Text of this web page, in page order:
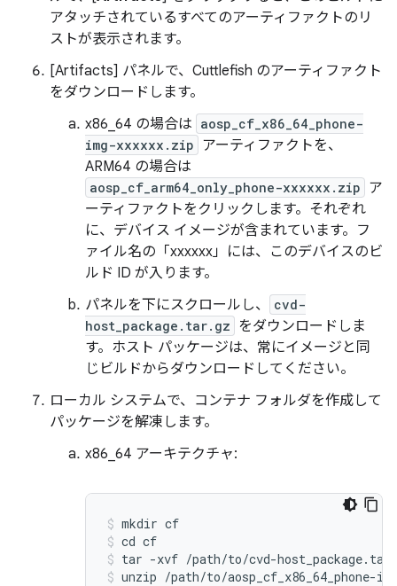
アタッチされているすべてのアーティファクトのリ
ストが表示されます。
[Artifacts] パネルで、Cuttlefish のアーティファクト
をダウンロードします。
x86_64 の場合は aosp_cf_x86_64_phone-
img-xxxxxx.zip アーティファクトを、
ARM64 の場合は
aosp_cf_arm64_only_phone-xxxxxx.zip ア
ーティファクトをクリックします。それぞれ
に、デバイス イメージが含まれています。フ
ァイル名の「xxxxxx」には、このデバイスのビ
ルド ID が入ります。
パネルを下にスクロールし、
cvd-
host_package.tar.gz をダウンロードしま
す。ホスト パッケージは、常にイメージと同
じビルドからダウンロードしてください。
ローカル システムで、コンテナ フォルダを作成して
パッケージを解凍します。
x86_64 アーキテクチャ:
mkdir cf
cd cf
tar -xvf /path/to/cvd-host_package. tar
unzip /path/to/aosp_cf_x86_64_phone-